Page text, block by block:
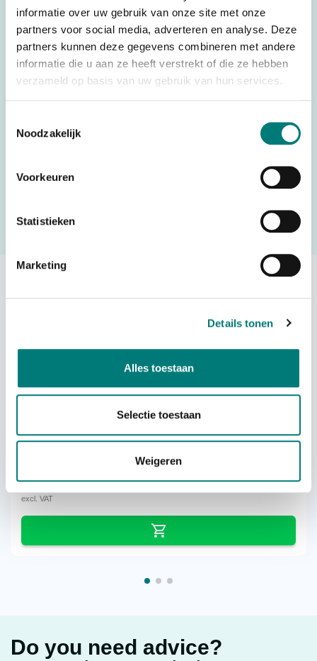
informatie over uw gebruik van onze site met onze
partners voor social media, adverteren en analyse. Deze
partners kunnen deze gegevens combineren met andere
informatie die u aan ze heeft verstrekt of die ze hebben
verzameld op basis van uw gebruik van hun services.
Noodzakelijk
Voorkeuren
Statistieken
Marketing
Details tonen
Alles toestaan
Selectie toestaan
Weigeren
Parts Batteries
Battery technology Ni-Mh
Country of Origin (CO) Spain
in the quote request form and we will contact you as soon
WBH battery contact cleaning kit
€24,66 each
excl. VAT
Do you need advice?